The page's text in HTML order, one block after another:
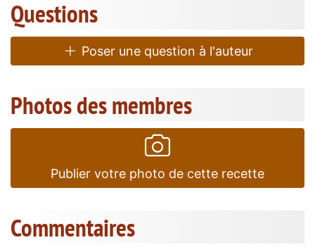
Questions
Poser une question à l'auteur
Photos des membres
Publier votre photo de cette recette
Commentaires